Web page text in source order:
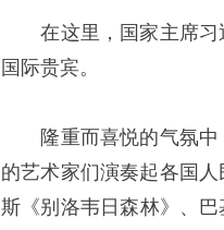
在这里，国家主席习
国际贵宾。
隆重而喜悦的气氛中
的艺术家们演奏起各国
斯《别洛韦日森林》、